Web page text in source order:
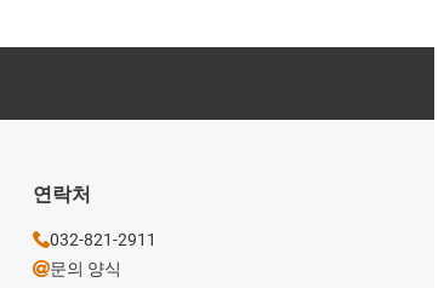
연락처
032-821-2911
문의 양식